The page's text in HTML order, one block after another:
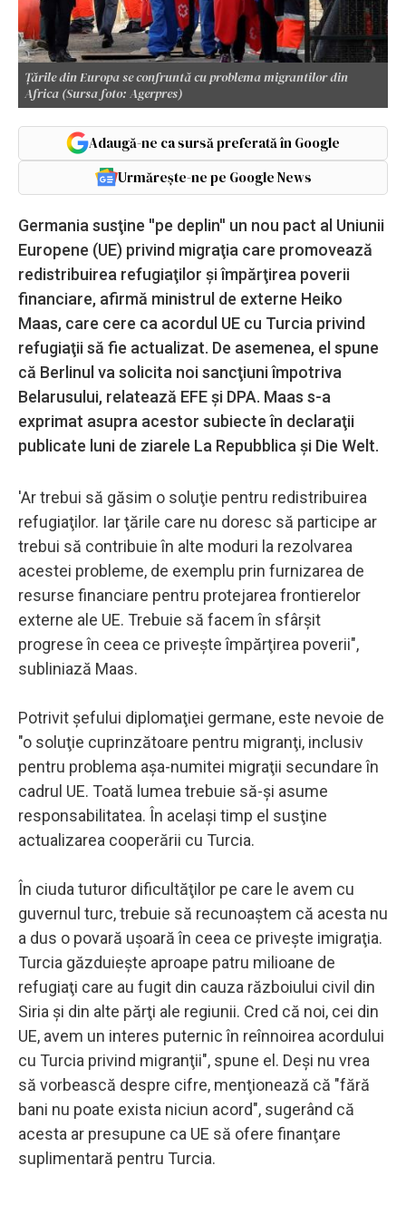
Țările din Europa se confruntă cu problema migrantilor din
Africa (Sursa foto: Agerpres)
Adaugă-ne ca sursă preferată în Google
Urmărește-ne pe Google News
Germania susţine ''pe deplin'' un nou pact al Uniunii
Europene (UE) privind migraţia care promovează
redistribuirea refugiaţilor şi împărţirea poverii
financiare, afirmă ministrul de externe Heiko
Maas, care cere ca acordul UE cu Turcia privind
refugiaţii să fie actualizat. De asemenea, el spune
că Berlinul va solicita noi sancţiuni împotriva
Belarusului, relatează EFE şi DPA. Maas s-a
exprimat asupra acestor subiecte în declaraţii
publicate luni de ziarele La Repubblica şi Die Welt.
'Ar trebui să găsim o soluţie pentru redistribuirea
refugiaţilor. Iar ţările care nu doresc să participe ar
trebui să contribuie în alte moduri la rezolvarea
acestei probleme, de exemplu prin furnizarea de
resurse financiare pentru protejarea frontierelor
externe ale UE. Trebuie să facem în sfârşit
progrese în ceea ce priveşte împărţirea poverii",
subliniază Maas.
Potrivit şefului diplomaţiei germane, este nevoie de
"o soluţie cuprinzătoare pentru migranţi, inclusiv
pentru problema aşa-numitei migraţii secundare în
cadrul UE. Toată lumea trebuie să-şi asume
responsabilitatea. În acelaşi timp el susţine
actualizarea cooperării cu Turcia.
În ciuda tuturor dificultăţilor pe care le avem cu
guvernul turc, trebuie să recunoaştem că acesta nu
a dus o povară uşoară în ceea ce priveşte imigraţia.
Turcia găzduieşte aproape patru milioane de
refugiaţi care au fugit din cauza războiului civil din
Siria şi din alte părţi ale regiunii. Cred că noi, cei din
UE, avem un interes puternic în reînnoirea acordului
cu Turcia privind migranţii", spune el. Deşi nu vrea
să vorbească despre cifre, menţionează că "fără
bani nu poate exista niciun acord", sugerând că
acesta ar presupune ca UE să ofere finanţare
suplimentară pentru Turcia.